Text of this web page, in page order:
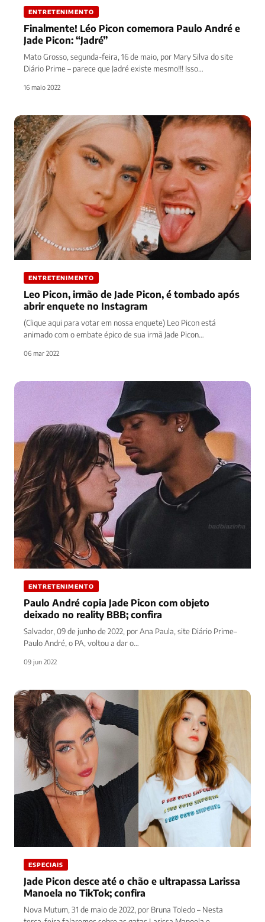
ENTRETENIMENTO
Finalmente! Léo Picon comemora Paulo André e
Jade Picon: “Jadré”
Mato Grosso, segunda-feira, 16 de maio, por Mary Silva do site
Diário Prime – parece que Jadré existe mesmo!!! Isso…
16 maio 2022
ENTRETENIMENTO
Leo Picon, irmão de Jade Picon, é tombado após
abrir enquete no Instagram
(Clique aqui para votar em nossa enquete) Leo Picon está
animado com o embate épico de sua irmã Jade Picon…
06 mar 2022
ENTRETENIMENTO
Paulo André copia Jade Picon com objeto
deixado no reality BBB; confira
Salvador, 09 de junho de 2022, por Ana Paula, site Diário Prime–
Paulo André, o PA, voltou a dar o…
09 jun 2022
ESPECIAIS
Jade Picon desce até o chão e ultrapassa Larissa
Manoela no TikTok; confira
Nova Mutum, 31 de maio de 2022, por Bruna Toledo – Nesta